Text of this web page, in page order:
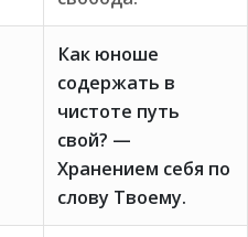
Как юноше
содержать в
чистоте путь
свой? —
Хранением себя по
слову Твоему.